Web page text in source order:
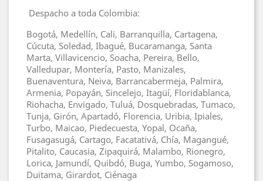
Despacho a toda Colombia:
Bogotá, Medellín, Cali, Barranquilla, Cartagena,
Cúcuta, Soledad, Ibagué, Bucaramanga, Santa
Marta, Villavicencio, Soacha, Pereira, Bello,
Valledupar, Montería, Pasto, Manizales,
Buenaventura, Neiva, Barrancabermeja, Palmira,
Armenia, Popayán, Sincelejo, Itagüí, Floridablanca,
Riohacha, Envigado, Tuluá, Dosquebradas, Tumaco,
Tunja, Girón, Apartadó, Florencia, Uribia, Ipiales,
Turbo, Maicao, Piedecuesta, Yopal, Ocaña,
Fusagasugá, Cartago, Facatativá, Chía, Magangué,
Pitalito, Caucasia, Zipaquirá, Malambo, Rionegro,
Lorica, Jamundí, Quibdó, Buga, Yumbo, Sogamoso,
Duitama, Girardot, Ciénaga